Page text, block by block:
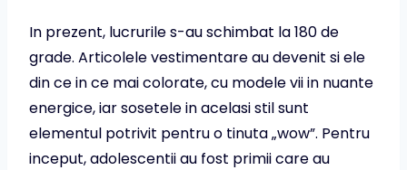
In prezent, lucrurile s-au schimbat la 180 de
grade. Articolele vestimentare au devenit si ele
din ce in ce mai colorate, cu modele vii in nuante
energice, iar sosetele in acelasi stil sunt
elementul potrivit pentru o tinuta „wow”. Pentru
inceput, adolescentii au fost primii care au